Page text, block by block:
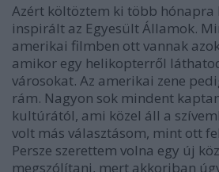
Azért költöztem ki több hónapra
inspirált az Egyesült Államok.
amerikai filmben ott vannak
amikor egy helikopterről
városokat. Az amerikai zene
rám. Nagyon sok mindent
kultúrától, ami közel áll a
volt más választásom, mint ott
Persze szerettem volna egy új
megszólítani, mert akkoriban